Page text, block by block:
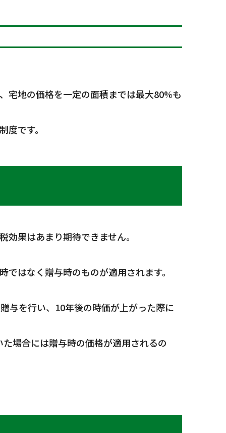
宅地の価格を一定の面積までは最大80%も
です。
果はあまり期待できません。
はなく贈与時のものが適用されます。
与を行い、10年後の時価が上がった際に
場合には贈与時の価格が適用されるの